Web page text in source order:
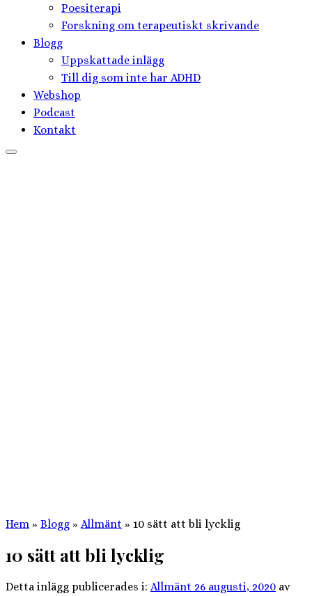
Poesiterapi
Forskning om terapeutiskt skrivande
Blogg
Uppskattade inlägg
Till dig som inte har ADHD
Webshop
Podcast
Kontakt
Hem » Blogg » Allmänt » 10 sätt att bli lycklig
10 sätt att bli lycklig
Detta inlägg publicerades i:Allmänt 26 augusti, 2020 av